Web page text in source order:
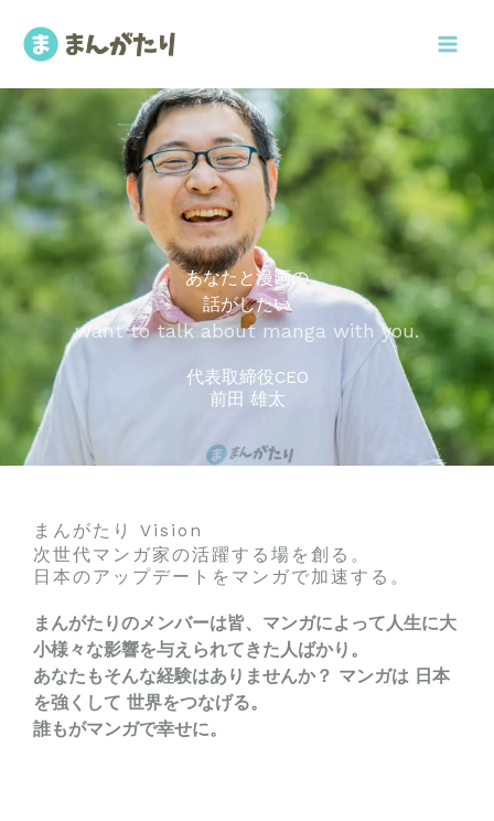
ス
キ
プ
あなたと漫画の
話がしたい
want to talk about manga with you.
代表取締役CEO
前田 雄太
まんがたり Vision
次世代マンガ家の活躍する場を創る。
日本のアップデートをマンガで加速する。
まんがたりのメンバーは皆、マンガによって人生に大
小様々な影響を与えられてきた人ばかり。
あなたもそんな経験はありませんか？ マンガは 日本
を強くして 世界をつなげる。
誰もがマンガで幸せに。